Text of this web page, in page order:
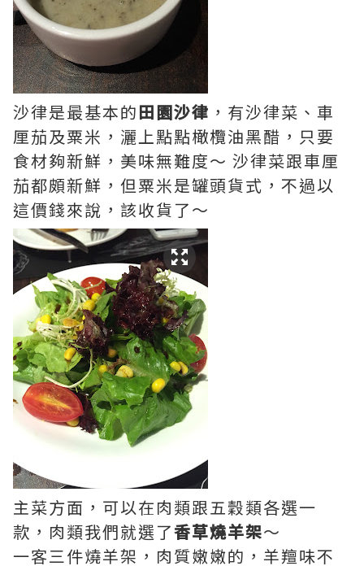
沙律是最基本的田園沙律 ，有沙律菜、車
厘茄及粟米，灑上點點橄欖油黑醋，只要
食材夠新鮮，美味無難度～ 沙律菜跟車厘
茄都頗新鮮，但粟米是罐頭貨式，不過以
這價錢來說，該收貨了～
主菜方面，可以在肉類跟五穀類各選一
款，肉類我們就選了香草燒羊架～
一客三件燒羊架，肉質嫩嫩的，羊羶味不